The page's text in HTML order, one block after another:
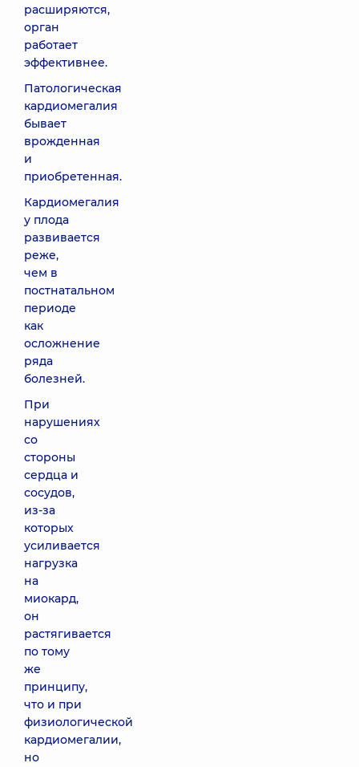
расширяются,
орган
работает
эффективнее.
Патологическая
кардиомегалия
бывает
врожденная
и
приобретенная.
Кардиомегалия
у плода
развивается
реже,
чем в
постнатальном
периоде
как
осложнение
ряда
болезней.
При
нарушениях
со
стороны
сердца и
сосудов,
из-за
которых
усиливается
нагрузка
на
миокард,
он
растягивается
по тому
же
принципу,
что и при
физиологической
кардиомегалии,
но